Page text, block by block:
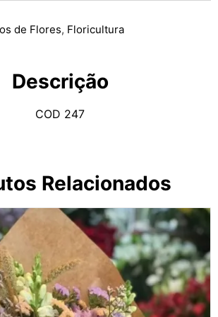
de Flores, Floricultura
Descrição
COD 247
Relacionados